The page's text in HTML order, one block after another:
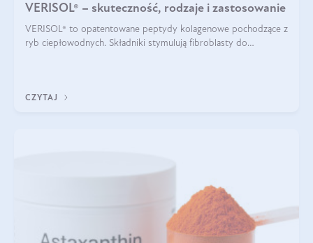
VERISOL® – skuteczność, rodzaje i zastosowanie
VERISOL® to opatentowane peptydy kolagenowe pochodzące z
ryb ciepłowodnych. Składniki stymulują fibroblasty do
CZYTAJ